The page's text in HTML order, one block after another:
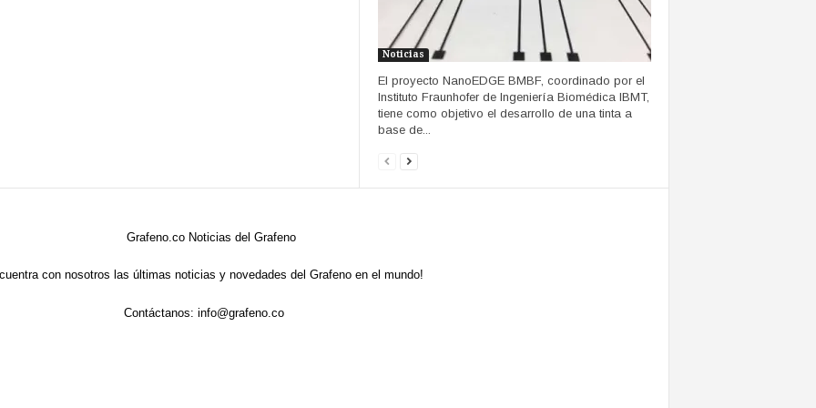
Noticias
El proyecto NanoEDGE BMBF, coordinado por el
Instituto Fraunhofer de Ingeniería Biomédica IBMT,
tiene como objetivo el desarrollo de una tinta a
base de...
con nosotros las últimas noticias y novedades del Grafeno en el mundo!
Contáctanos: info@grafeno.co